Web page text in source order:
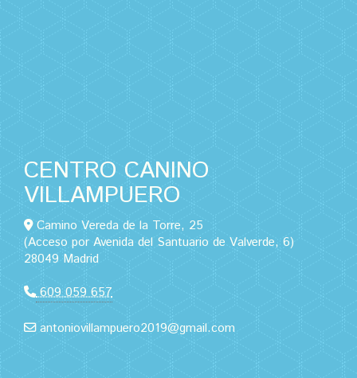
CENTRO CANINO
VILLAMPUERO
Camino Vereda de la Torre, 25
(Acceso por Avenida del Santuario de Valverde, 6)
28049 Madrid
609 059 657
antoniovillampuero2019@gmail.com